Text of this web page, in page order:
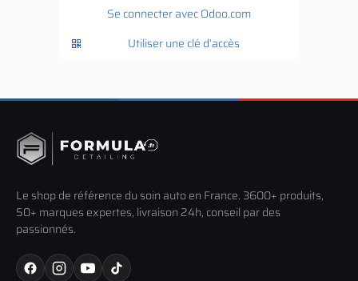
Se connecter avec Odoo.com
Utiliser une clé d’accès
Le shop de référence du soin auto en France. 3600+ produits,
50+ marques expertes, livraison 24h, conseil par des
passionnés.